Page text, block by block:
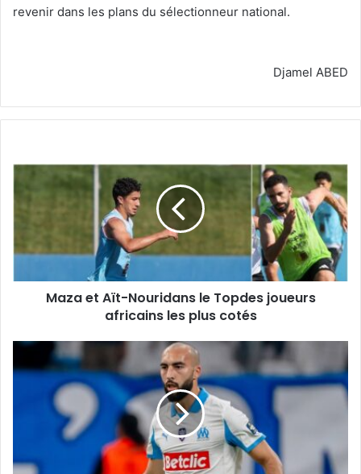
revenir dans les plans du sélectionneur national.
Djamel ABED
joueurs
les
Maza et Aït-Nouridans le Topdes joueurs
africains les plus cotés
L’avenir
de
suspendu
coach